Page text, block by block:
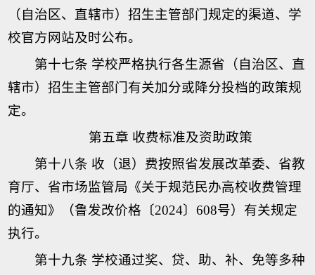
（自治区、直辖市）招生主管部门规定的渠道、学
校官方网站及时公布。
第十七条 学校严格执行各生源省（自治区、直
辖市）招生主管部门有关加分或降分投档的政策规
定。
第五章 收费标准及资助政策
第十八条 收（退）费按照省发展改革委、省教
育厅、省市场监管局《关于规范民办高校收费管理
的通知》（鲁发改价格〔2024〕608号）有关规定
执行。
第十九条 学校通过奖、贷、助、补、免等多种